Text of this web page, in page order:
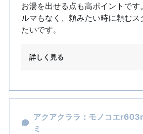
お湯を出せる点も高ポイントです
ルマもなく、頼みたい時に頼む
たいです。
詳しく見る
アクアクララ：モノコエ
ミ